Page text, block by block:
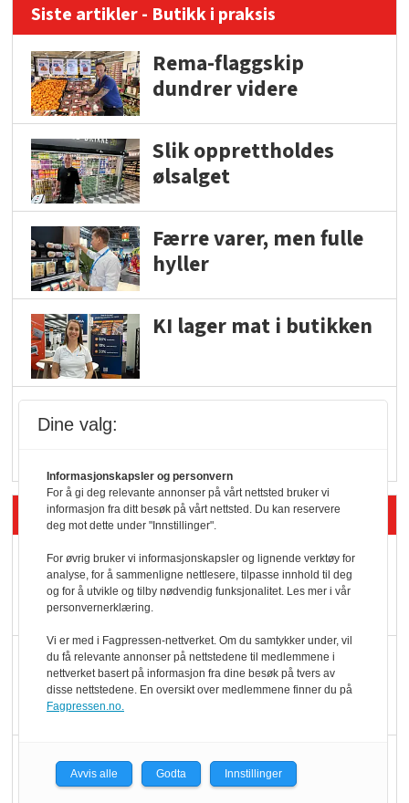
Siste artikler - Butikk i praksis
Rema-flaggskip
dundrer videre
Slik opprettholdes
ølsalget
Færre varer, men fulle
hyller
KI lager mat i butikken
Siste artikler - Økologisk
Kolonihagens norske
yoghurt: Trues av
melkemangel
Marit Kolby vant
Økologisk Norge sin
Blir enklere å velge
økologisk i butikkhylla
Dine valg:
Informasjonskapsler og personvern
For å gi deg relevante annonser på vårt nettsted bruker vi
informasjon fra ditt besøk på vårt nettsted. Du kan reservere
deg mot dette under "Innstillinger".
For øvrig bruker vi informasjonskapsler og lignende verktøy for
analyse, for å sammenligne nettlesere, tilpasse innhold til deg
og for å utvikle og tilby nødvendig funksjonalitet. Les mer i vår
personvernerklæring.
Vi er med i Fagpressen-nettverket. Om du samtykker under, vil
du få relevante annonser på nettstedene til medlemmene i
nettverket basert på informasjon fra dine besøk på tvers av
disse nettstedene. En oversikt over medlemmene finner du på
Fagpressen.no.
Avvis alle Godta Innstillinger